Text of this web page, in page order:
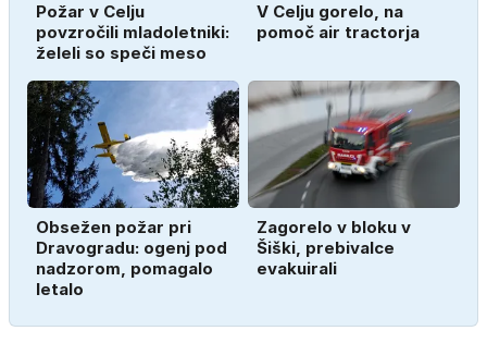
Požar v Celju
povzročili mladoletniki:
želeli so speči meso
V Celju gorelo, na
pomoč air tractorja
Obsežen požar pri
Dravogradu: ogenj pod
nadzorom, pomagalo
letalo
Zagorelo v bloku v
Šiški, prebivalce
evakuirali